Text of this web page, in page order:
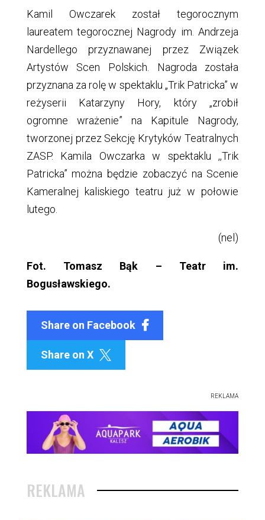
Kamil Owczarek został tegorocznym
laureatem tegorocznej Nagrody im. Andrzeja
Nardellego przyznawanej przez Związek
Artystów Scen Polskich. Nagroda została
przyznana za rolę w spektaklu „Trik Patricka” w
reżyserii Katarzyny Hory, który „zrobił
ogromne wrażenie” na Kapitule Nagrody,
tworzonej przez Sekcję Krytyków Teatralnych
ZASP. Kamila Owczarka w spektaklu ,,Trik
Patricka” można będzie zobaczyć na Scenie
Kameralnej kaliskiego teatru już w połowie
lutego.
(nel)
Fot. Tomasz Bąk – Teatr im.
Bogusławskiego.
Share on Facebook
Share on X 
REKLAMA
REKLAMA